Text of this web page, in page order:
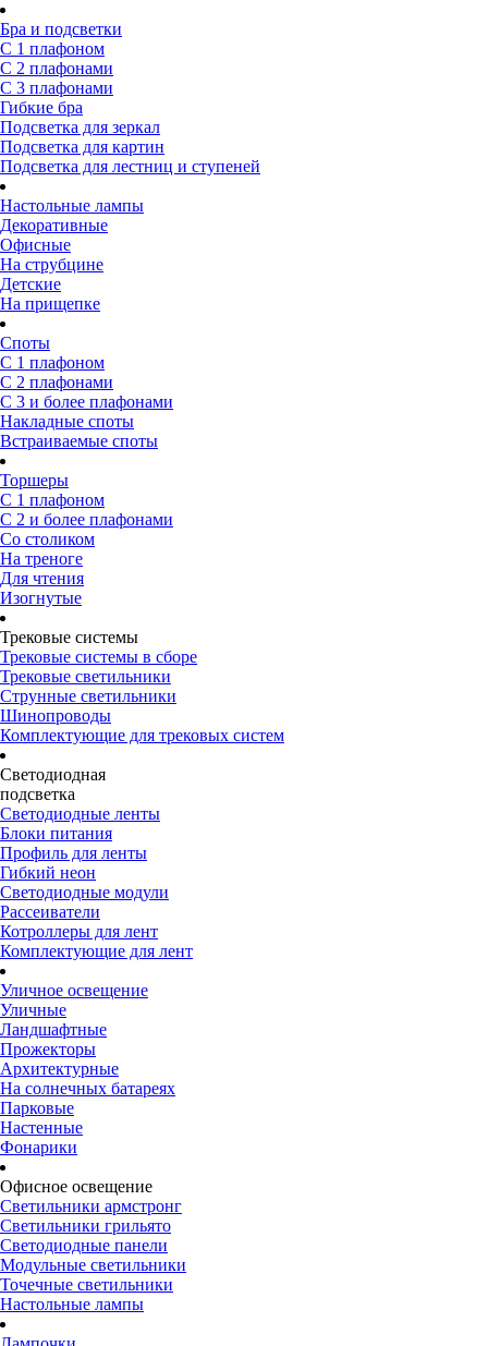
Бра и подсветки
С 1 плафоном
С 2 плафонами
С 3 плафонами
Гибкие бра
Подсветка для зеркал
Подсветка для картин
Подсветка для лестниц и ступеней
Настольные лампы
Декоративные
Офисные
На струбцине
Детские
На прищепке
Споты
С 1 плафоном
С 2 плафонами
С 3 и более плафонами
Накладные споты
Встраиваемые споты
Торшеры
С 1 плафоном
С 2 и более плафонами
Со столиком
На треноге
Для чтения
Изогнутые
Трековые системы
Трековые системы в сборе
Трековые светильники
Струнные светильники
Шинопроводы
Комплектующие для трековых систем
Светодиодная
подсветка
Светодиодные ленты
Блоки питания
Профиль для ленты
Гибкий неон
Светодиодные модули
Рассеиватели
Котроллеры для лент
Комплектующие для лент
Уличное освещение
Уличные
Ландшафтные
Прожекторы
Архитектурные
На солнечных батареях
Парковые
Настенные
Фонарики
Офисное освещение
Светильники армстронг
Светильники грильято
Светодиодные панели
Модульные светильники
Точечные светильники
Настольные лампы